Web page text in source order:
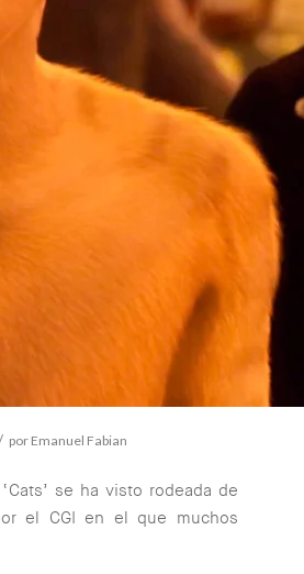
por Emanuel Fabian
se ha visto rodeada de
el CGI en el que muchos